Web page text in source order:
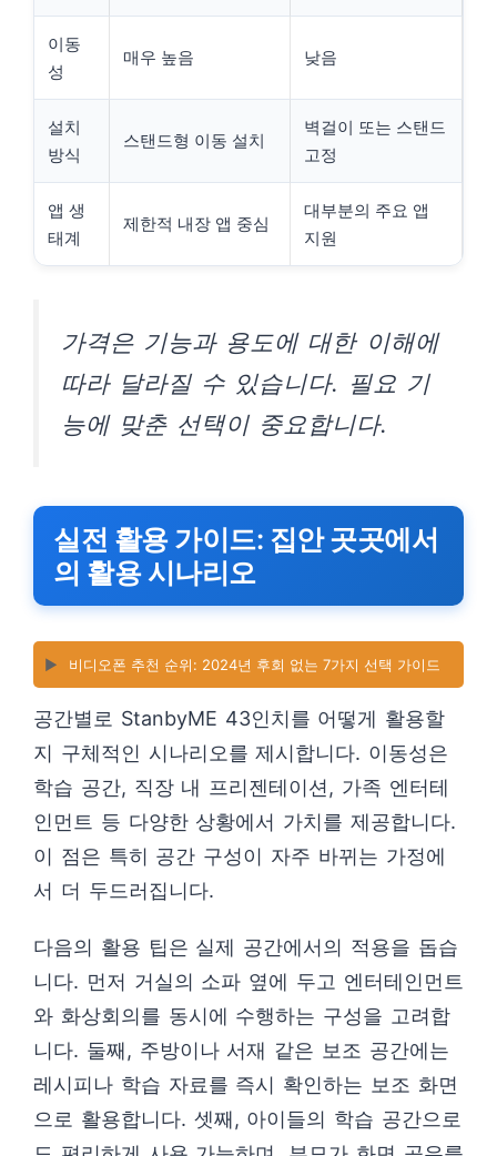
이동
성
매우 높음 낮음
설치
방식
스탠드형 이동 설치
벽걸이 또는 스탠드
고정
앱 생
태계
제한적 내장 앱 중심
대부분의 주요 앱
지원
가격은 기능과 용도에 대한 이해에
따라 달라질 수 있습니다. 필요 기
능에 맞춘 선택이 중요합니다.
실전 활용 가이드: 집안 곳곳에서
의 활용 시나리오
▶️ 비디오폰 추천 순위: 2024년 후회 없는 7가지 선택 가이드
공간별로 StanbyME 43인치를 어떻게 활용할
지 구체적인 시나리오를 제시합니다. 이동성은
학습 공간, 직장 내 프리젠테이션, 가족 엔터테
인먼트 등 다양한 상황에서 가치를 제공합니다.
이 점은 특히 공간 구성이 자주 바뀌는 가정에
서 더 두드러집니다.
다음의 활용 팁은 실제 공간에서의 적용을 돕습
니다. 먼저 거실의 소파 옆에 두고 엔터테인먼트
와 화상회의를 동시에 수행하는 구성을 고려합
니다. 둘째, 주방이나 서재 같은 보조 공간에는
레시피나 학습 자료를 즉시 확인하는 보조 화면
으로 활용합니다. 셋째, 아이들의 학습 공간으로